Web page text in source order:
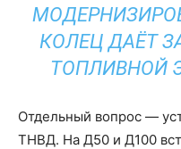
КОЛЕЦ ДАЁТ
ТОПЛИВНОЙ
Отдельный вопрос —
ТНВД. На Д50 и Д100